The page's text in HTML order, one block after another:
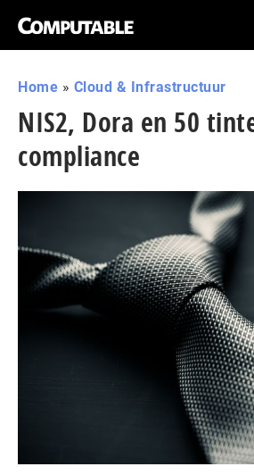
Home » Cloud & Infrastructuur
NIS2, Dora en 50
compliance